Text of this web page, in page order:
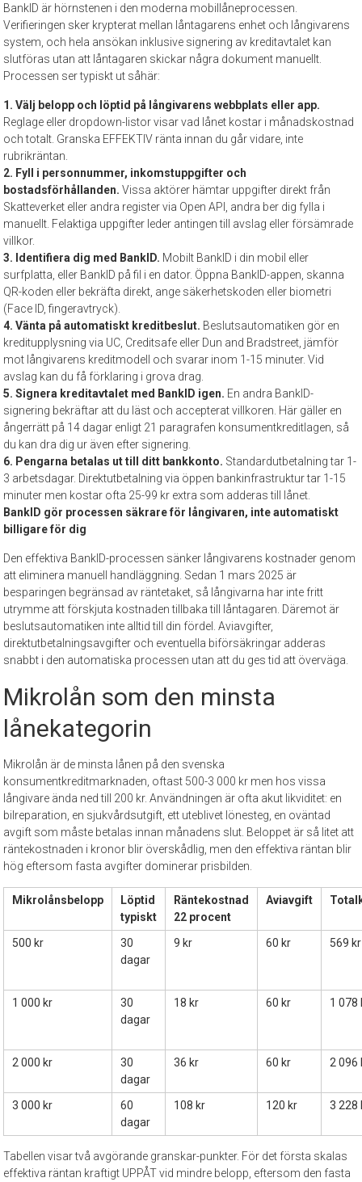
BankID är hörnstenen i den moderna mobillåneprocessen.
Verifieringen sker krypterat mellan låntagarens enhet och långivarens
system, och hela ansökan inklusive signering av kreditavtalet kan
slutföras utan att låntagaren skickar några dokument manuellt.
Processen ser typiskt ut såhär:
1. Välj belopp och löptid på långivarens webbplats eller app.
Reglage eller dropdown-listor visar vad lånet kostar i månadskostnad
och totalt. Granska EFFEKTIV ränta innan du går vidare, inte
rubrikräntan.
2. Fyll i personnummer, inkomstuppgifter och
bostadsförhållanden. Vissa aktörer hämtar uppgifter direkt från
Skatteverket eller andra register via Open API, andra ber dig fylla i
manuellt. Felaktiga uppgifter leder antingen till avslag eller försämrade
villkor.
3. Identifiera dig med BankID. Mobilt BankID i din mobil eller
surfplatta, eller BankID på fil i en dator. Öppna BankID-appen, skanna
QR-koden eller bekräfta direkt, ange säkerhetskoden eller biometri
(Face ID, fingeravtryck).
4. Vänta på automatiskt kreditbeslut. Beslutsautomatiken gör en
kreditupplysning via UC, Creditsafe eller Dun and Bradstreet, jämför
mot långivarens kreditmodell och svarar inom 1-15 minuter. Vid
avslag kan du få förklaring i grova drag.
5. Signera kreditavtalet med BankID igen. En andra BankID-
signering bekräftar att du läst och accepterat villkoren. Här gäller en
ångerrätt på 14 dagar enligt 21 paragrafen konsumentkreditlagen, så
du kan dra dig ur även efter signering.
6. Pengarna betalas ut till ditt bankkonto. Standardutbetalning tar 1-
3 arbetsdagar. Direktutbetalning via öppen bankinfrastruktur tar 1-15
minuter men kostar ofta 25-99 kr extra som adderas till lånet.
BankID gör processen säkrare för långivaren, inte automatiskt
billigare för dig
Den effektiva BankID-processen sänker långivarens kostnader genom
att eliminera manuell handläggning. Sedan 1 mars 2025 är
besparingen begränsad av räntetaket, så långivarna har inte fritt
utrymme att förskjuta kostnaden tillbaka till låntagaren. Däremot är
beslutsautomatiken inte alltid till din fördel. Aviavgifter,
direktutbetalningsavgifter och eventuella biförsäkringar adderas
snabbt i den automatiska processen utan att du ges tid att överväga.
Mikrolån som den minsta
lånekategorin
Mikrolån är de minsta lånen på den svenska
konsumentkreditmarknaden, oftast 500-3 000 kr men hos vissa
långivare ända ned till 200 kr. Användningen är ofta akut likviditet: en
bilreparation, en sjukvårdsutgift, ett uteblivet lönesteg, en oväntad
avgift som måste betalas innan månadens slut. Beloppet är så litet att
räntekostnaden i kronor blir överskådlig, men den effektiva räntan blir
hög eftersom fasta avgifter dominerar prisbilden.
Mikrolånsbelopp
Löptid
typiskt
Räntekostnad
22 procent
Aviavgift
500 kr
30
dagar
9 kr 60 kr 569 kr
1 000 kr
30
dagar
18 kr 60 kr 1 078
2 000 kr
30
dagar
36 kr 60 kr 2 096
3 000 kr
60
dagar
108 kr 120 kr 3 228
Tabellen visar två avgörande granskar-punkter. För det första skalas
effektiva räntan kraftigt UPPÅT vid mindre belopp, eftersom den fasta